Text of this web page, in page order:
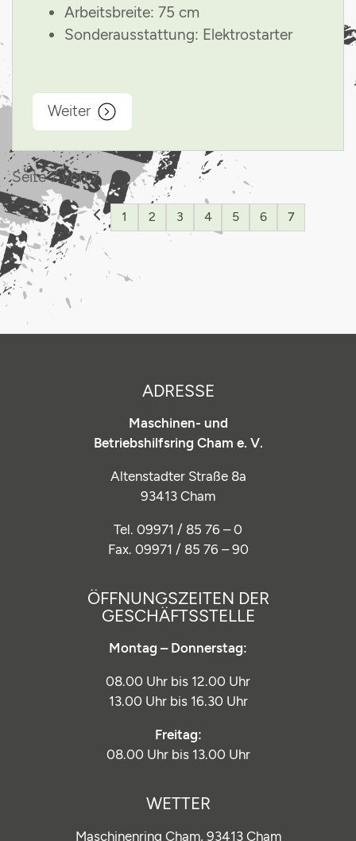
Arbeitsbreite: 75 cm
Sonderausstattung: Elektrostarter
Weiter
Seite 7 von 7
1 2 3 4 5 6 7
ADRESSE
Maschinen- und
Betriebshilfsring Cham e. V.
Altenstadter Straße 8a
93413 Cham
Tel. 09971 / 85 76 – 0
Fax. 09971 / 85 76 – 90
ÖFFNUNGSZEITEN DER
GESCHÄFTSSTELLE
Montag – Donnerstag:
08.00 Uhr bis 12.00 Uhr
13.00 Uhr bis 16.30 Uhr
Freitag:
08.00 Uhr bis 13.00 Uhr
WETTER
Maschinenring Cham, 93413 Cham